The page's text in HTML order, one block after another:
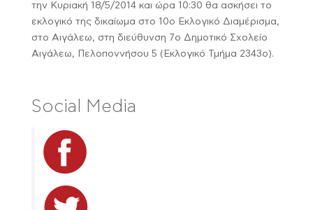
την Κυριακή 18/5/2014 και ώρα 10:30 θα ασκήσει το
εκλογικό της δικαίωμα στο 10o Εκλογικό Διαμέρισμα,
στο Αιγάλεω, στη διεύθυνση 7ο Δημοτικό Σχολείο
Αιγάλεω, Πελοποννήσου 5 (Εκλογικό Τμήμα 2343ο).
Social Media